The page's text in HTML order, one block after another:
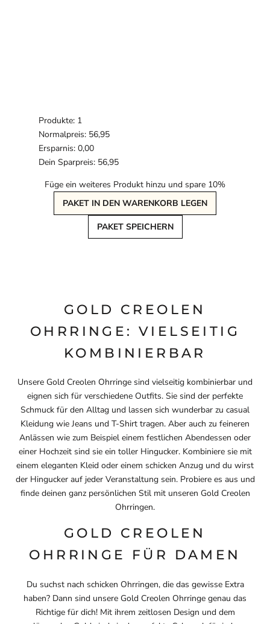
Produkte: 1
Normalpreis: 56,95
Ersparnis: 0,00
Dein Sparpreis: 56,95
Füge ein weiteres Produkt hinzu und spare 10%
PAKET IN DEN WARENKORB LEGEN
PAKET SPEICHERN
GOLD CREOLEN
OHRRINGE: VIELSEITIG
KOMBINIERBAR
Unsere Gold Creolen Ohrringe sind vielseitig kombinierbar und
eignen sich für verschiedene Outfits. Sie sind der perfekte
Schmuck für den Alltag und lassen sich wunderbar zu casual
Kleidung wie Jeans und T-Shirt tragen. Aber auch zu feineren
Anlässen wie zum Beispiel einem festlichen Abendessen oder
einer Hochzeit sind sie ein toller Hingucker. Kombiniere sie mit
einem eleganten Kleid oder einem schicken Anzug und du wirst
der Hingucker auf jeder Veranstaltung sein. Probiere es aus und
finde deinen ganz persönlichen Stil mit unseren Gold Creolen
Ohrringen.
GOLD CREOLEN
OHRRINGE FÜR DAMEN
Du suchst nach schicken Ohrringen, die das gewisse Extra
haben? Dann sind unsere Gold Creolen Ohrringe genau das
Richtige für dich! Mit ihrem zeitlosen Design und dem